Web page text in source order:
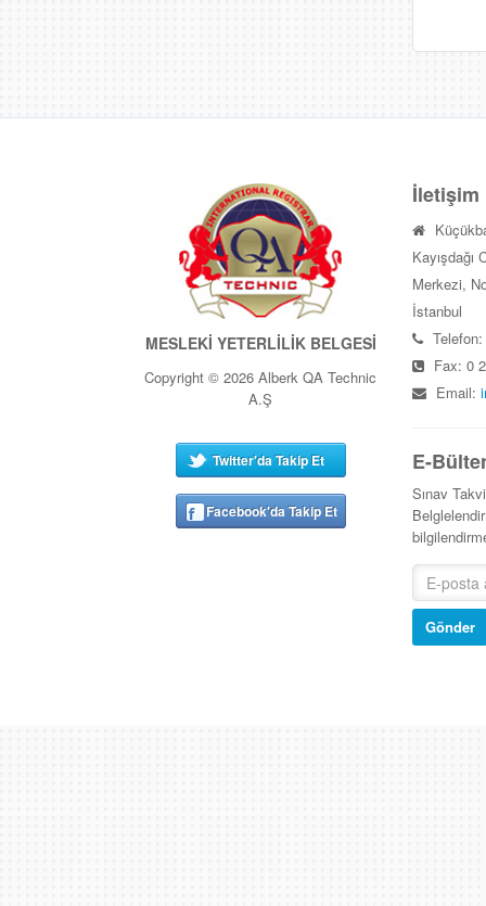
MESLEKİ YETERLİLİK BELGESİ
Copyright © 2026 Alberk QA Technic
A.Ş
Twitter'da Takip Et
Facebook'da Takip Et
İletişim
Kayışdağı
Merkezi,
İstanbul
Fax: 0
Email:
E-
Sınav
Gönder